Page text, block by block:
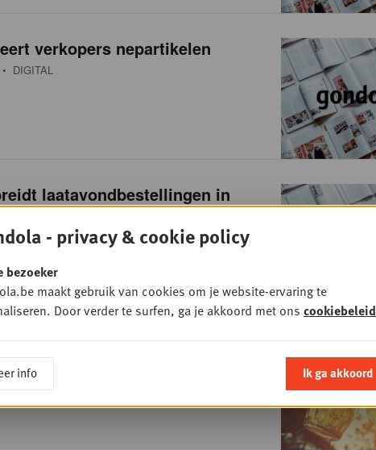
verkopers nepartikelen
• DIGITAL
laatavondbestellingen in
DIGITAL
hekelt “discriminatoir
waarbij biersector voorkeur
- privacy & cookie policy
bezoeker
maakt gebruik van cookies om je website-ervaring te
Door verder te surfen, ga je akkoord met ons cookiebeleid
info Ik ga akkoord